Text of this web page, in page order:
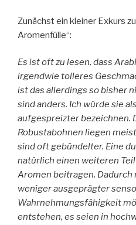
Zunächst ein kleiner Exkurs
Aromenfülle“:
Es ist oft zu lesen, dass
irgendwie tolleres
ist das allerdings so bisher
sind anders. Ich würde sie
aufgespreizter bezeichnen.
Robustabohnen liegen
sind oft gebündelter. Eine
natürlich einen weiteren
Aromen beitragen.
weniger ausgeprägter
Wahrnehmungsfähigkeit
entstehen, es seien in